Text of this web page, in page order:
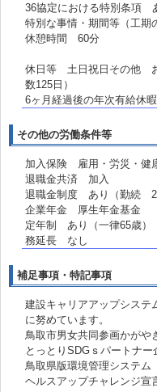
36協定における特別条項
特別な事情・期間等（工期
休憩時間 60分
休日等 土日祝日その他
数125日）
6ヶ月経過後の年次有給休
その他の労働条件等
加入保険 雇用・労災・健
退職金共済 加入
退職金制度 あり（勤続 2
企業年金 厚生年金基金
定年制 あり（一律65歳
務延長 なし
補足事項・特記事項
建設キャリアアップシステ
に努めています。
鳥取市男女共同参画かがや
とっとりSDGｓパートナー
鳥取県版環境管理システム
ヘルスアップチャレンジ宣